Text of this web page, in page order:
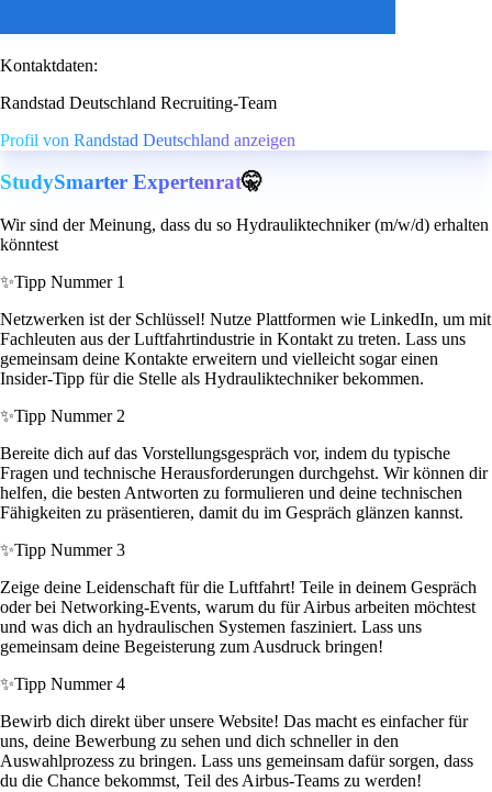
Kontaktdaten:
Randstad Deutschland Recruiting-Team
Profil von Randstad Deutschland anzeigen
StudySmarter Expertenrat🤫
Wir sind der Meinung, dass du so Hydrauliktechniker (m/w/d) erhalten
könntest
✨Tipp Nummer 1
Netzwerken ist der Schlüssel! Nutze Plattformen wie LinkedIn, um mit
Fachleuten aus der Luftfahrtindustrie in Kontakt zu treten. Lass uns
gemeinsam deine Kontakte erweitern und vielleicht sogar einen
Insider-Tipp für die Stelle als Hydrauliktechniker bekommen.
✨Tipp Nummer 2
Bereite dich auf das Vorstellungsgespräch vor, indem du typische
Fragen und technische Herausforderungen durchgehst. Wir können dir
helfen, die besten Antworten zu formulieren und deine technischen
Fähigkeiten zu präsentieren, damit du im Gespräch glänzen kannst.
✨Tipp Nummer 3
Zeige deine Leidenschaft für die Luftfahrt! Teile in deinem Gespräch
oder bei Networking-Events, warum du für Airbus arbeiten möchtest
und was dich an hydraulischen Systemen fasziniert. Lass uns
gemeinsam deine Begeisterung zum Ausdruck bringen!
✨Tipp Nummer 4
Bewirb dich direkt über unsere Website! Das macht es einfacher für
uns, deine Bewerbung zu sehen und dich schneller in den
Auswahlprozess zu bringen. Lass uns gemeinsam dafür sorgen, dass
du die Chance bekommst, Teil des Airbus-Teams zu werden!